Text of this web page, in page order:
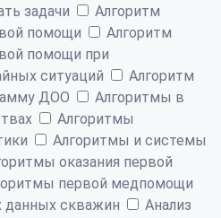
задачи
Алгоритм
помощи
Алгоритм
помощи при
ситуаций
Алгоритм
ДОО
Алгоритмы в
Алгоритмы
Алгоритмы и системы
оказания первой
первой медпомощи
данных скважин
Анализ